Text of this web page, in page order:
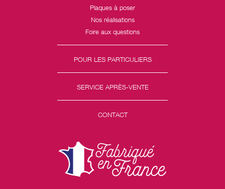
Plaques à poser
Nos réalisations
Foire aux questions
POUR LES PARTICULIERS
SERVICE APRÈS-VENTE
CONTACT